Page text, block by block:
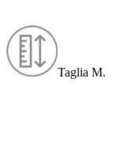
Taglia M.